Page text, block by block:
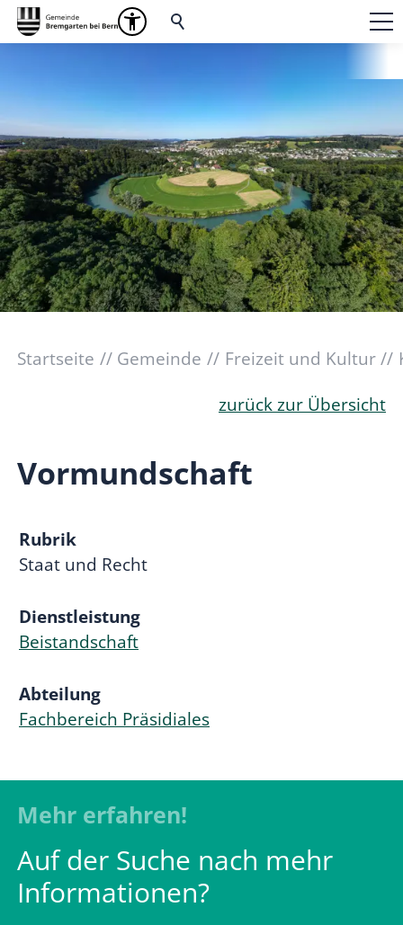
Startseite Gemeinde Freizeit und Kultur
zurück zur Übersicht
Vormundschaft
Rubrik
Staat und Recht
Dienstleistung
Beistandschaft
Abteilung
Fachbereich Präsidiales
Mehr erfahren!
Auf der Suche nach mehr
Informationen?